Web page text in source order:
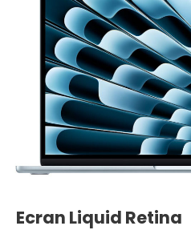
Ecran Liquid Retina